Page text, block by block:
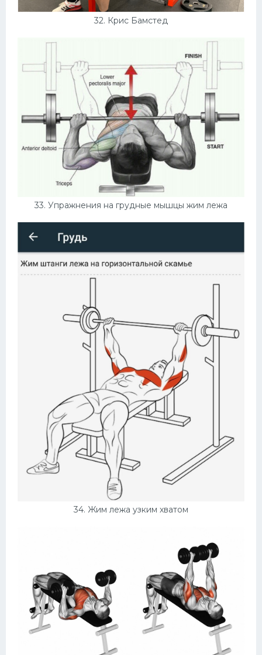
32. Крис Бамстед
33. Упражнения на грудные мышцы жим лежа
34. Жим лежа узким хватом